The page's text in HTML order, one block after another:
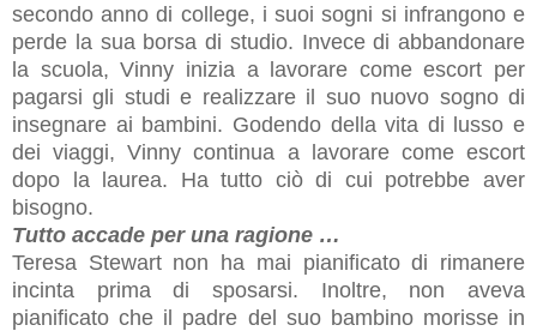
secondo anno di college, i suoi sogni si infrangono e
perde la sua borsa di studio. Invece di abbandonare
la scuola, Vinny inizia a lavorare come escort per
pagarsi gli studi e realizzare il suo nuovo sogno di
insegnare ai bambini. Godendo della vita di lusso e
dei viaggi, Vinny continua a lavorare come escort
dopo la laurea. Ha tutto ciò di cui potrebbe aver
bisogno.
Tutto accade per una ragione …
Teresa Stewart non ha mai pianificato di rimanere
incinta prima di sposarsi. Inoltre, non aveva
pianificato che il padre del suo bambino morisse in